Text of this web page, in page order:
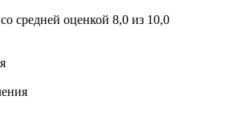
средней оценкой 8,0 из 10,0